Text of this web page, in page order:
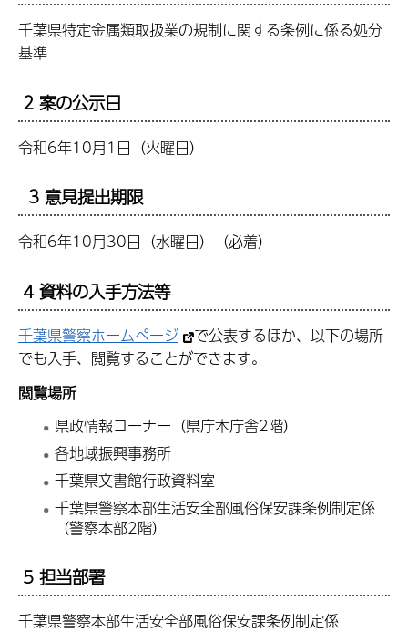
千葉県特定金属類取扱業の規制に関する条例に係る処分
基準
2 案の公示日
令和6年10月1日（火曜日）
3 意見提出期限
令和6年10月30日（水曜日）（必着）
4 資料の入手方法等
千葉県警察ホームページ
で公表するほか、以下の場所
でも入手、閲覧することができます。
閲覧場所
県政情報コーナー（県庁本庁舎2階）
各地域振興事務所
千葉県文書館行政資料室
千葉県警察本部生活安全部風俗保安課条例制定係
（警察本部2階）
5 担当部署
千葉県警察本部生活安全部風俗保安課条例制定係